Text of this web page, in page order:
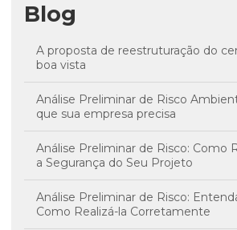
Blog
A proposta de reestruturação do
boa vista
Análise Preliminar de Risco
que sua empresa precisa
Análise Preliminar de Risco: Como
a Segurança do Seu Projeto
Análise Preliminar de Risco:
Como Realizá-la Corretamente